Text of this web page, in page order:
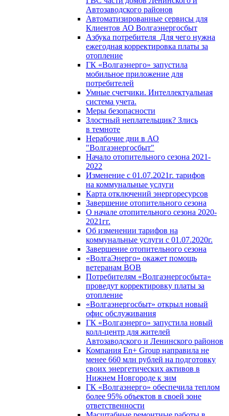
Автозаводского районов
Автоматизированные сервисы для
Клиентов АО Волгаэнергосбыт
Азбука потребителя_Для чего нужна
ежегодная корректировка платы за
отопление
ГК «Волгаэнерго» запустила
мобильное приложение для
потребителей
Умные счетчики. Интеллектуальная
система учета.
Меры безопасности
Злостный неплательщик? Злись
в темноте
Нерабочие дни в АО
"Волгаэнергосбыт"
Начало отопительного сезона 2021-
2022
Изменение с 01.07.2021г. тарифов
на коммунальные услуги
Карта отключений энергоресурсов
Завершение отопительного сезона
О начале отопительного сезона 2020-
2021гг.
Об изменении тарифов на
коммунальные услуги с 01.07.2020г.
Завершение отопительного сезона
«ВолгаЭнерго» окажет помощь
ветеранам ВОВ
Потребителям «Волгаэнергосбыта»
проведут корректировку платы за
отопление
«Волгаэнергосбыт» открыл новый
офис обслуживания
ГК «Волгаэнерго» запустила новый
колл-центр для жителей
Автозаводского и Ленинского районов
Компания En+ Group направила не
менее 660 млн рублей на подготовку
своих энергетических активов в
Нижнем Новгороде к зим
ГК «Волгаэнерго» обеспечила теплом
более 95% объектов в своей зоне
ответственности